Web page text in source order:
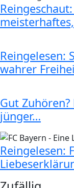
Reingelesen:
wahrer
Gut
jünger…
Reingelesen: